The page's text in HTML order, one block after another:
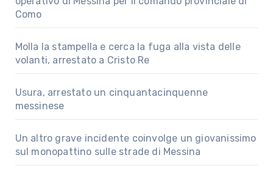
Como
Molla la stampella e cerca la fuga alla vista delle
volanti, arrestato a Cristo Re
Usura, arrestato un cinquantacinquenne
messinese
Un altro grave incidente coinvolge un giovanissimo
sul monopattino sulle strade di Messina